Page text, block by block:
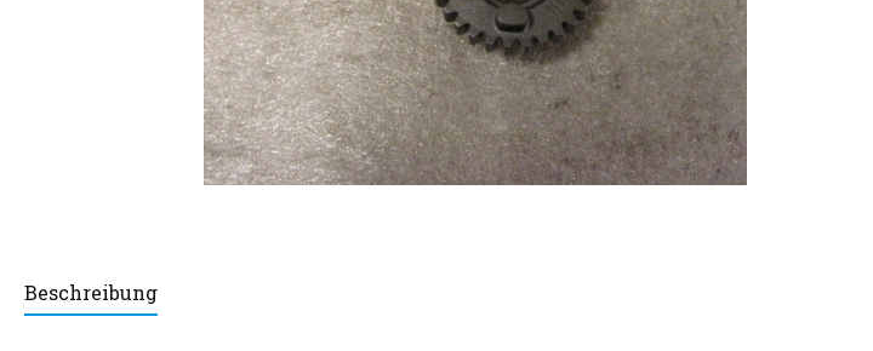
Beschreibung